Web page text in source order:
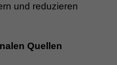
und reduzieren
Quellen